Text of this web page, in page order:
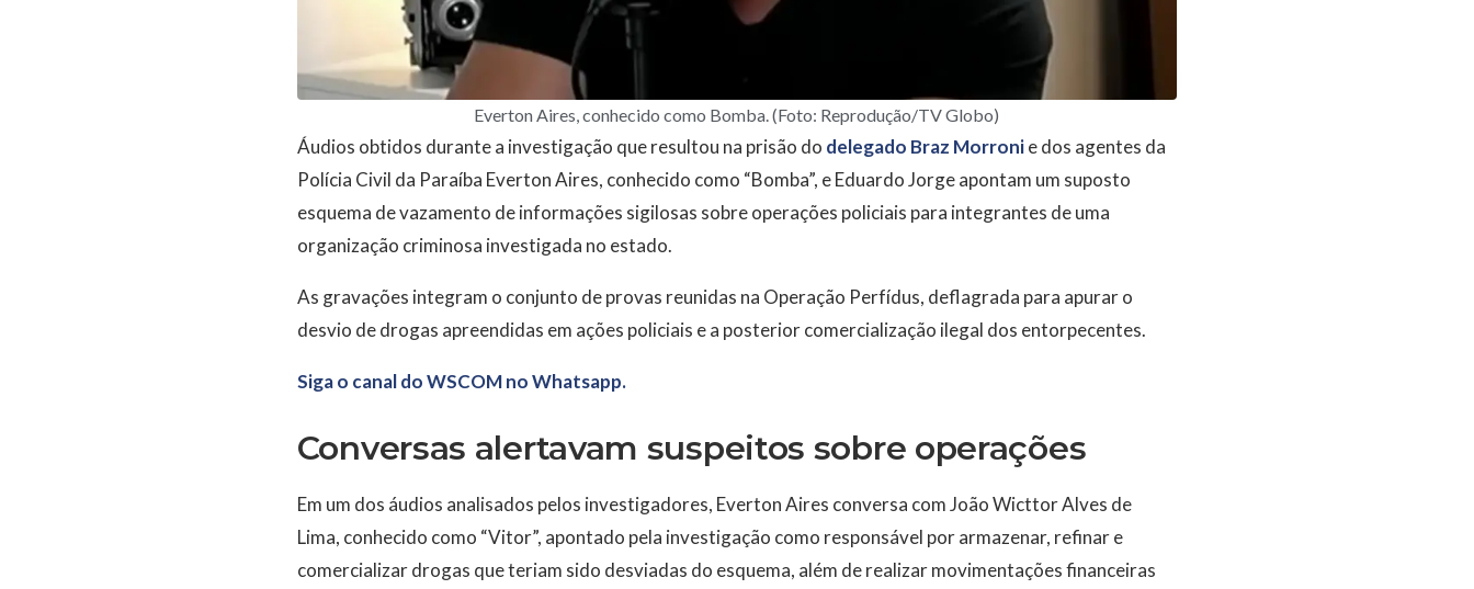
Everton Aires, conhecido como Bomba. (Foto: Reprodução/TV Globo)
Áudios obtidos durante a investigação que resultou na prisão do delegado Braz Morronie dos agentes da
Polícia Civil da Paraíba Everton Aires, conhecido como “Bomba”, e Eduardo Jorge apontam um suposto
esquema de vazamento de informações sigilosas sobre operações policiais para integrantes de uma
organização criminosa investigada no estado.
As gravações integram o conjunto de provas reunidas na Operação Perfídus, deflagrada para apurar o
desvio de drogas apreendidas em ações policiais e a posterior comercialização ilegal dos entorpecentes.
Siga o canal do WSCOM no Whatsapp.
Conversas alertavam suspeitos sobre operações
Em um dos áudios analisados pelos investigadores, Everton Aires conversa com João Wicttor Alves de
Lima, conhecido como “Vitor”, apontado pela investigação como responsável por armazenar, refinar e
comercializar drogas que teriam sido desviadas do esquema, além de realizar movimentações financeiras